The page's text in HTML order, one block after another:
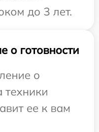
до 3 лет.
о готовности
о
техники
ее к вам